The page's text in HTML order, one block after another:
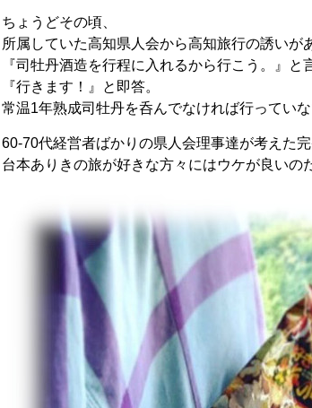
ちょうどその頃、
所属していた高知県人会から高知旅行の誘いが
『司牡丹酒造を行程に入れるから行こう。』と
『行きます！』と即答。
常温1年熟成司牡丹を呑んでなければ行っていな
60-70代経営者ばかりの県人会理事達が考えた
台本ありきの旅が好きな方々にはウケが良いの